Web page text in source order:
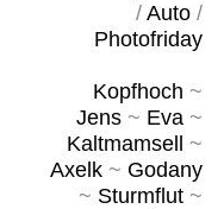
/ Auto/
Photofriday
Kopfhoch ~
Jens~ Eva~
Kaltmamsell
~
Axelk~ Godany
~ Sturmflut~